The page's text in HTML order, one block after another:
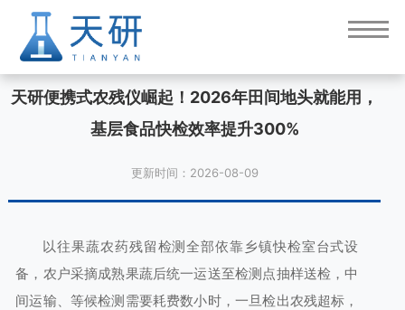
天研便携式农残仪崛起！2026年田间地头就能用，
基层食品快检效率提升300%
更新时间：2026-08-09
以往果蔬农药残留检测全部依靠乡镇快检室台式设
备，农户采摘成熟果蔬后统一运送至检测点抽样送检，中
间运输、等候检测需要耗费数小时，一旦检出农残超标，